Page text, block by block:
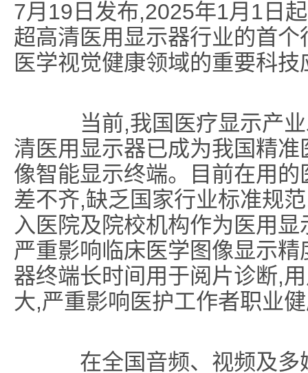
7月19日发布,2025年1月1日
超高清医用显示器行业的首
医学视觉健康领域的重要科技
当前,我国医疗显示产业
清医用显示器已成为我国精
像智能显示终端。目前在用
差不齐,缺乏国家行业标准规
入医院及院校机构作为医用
严重影响临床医学图像显示
器终端长时间用于阅片诊断,
大,严重影响医护工作者职业
在全国音频、视频及多